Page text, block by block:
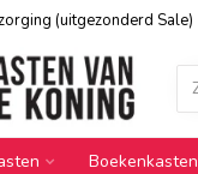
(uitgezonderd Sale)
Boekenkasten